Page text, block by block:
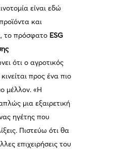
είναι εδώ
και
το πρόσφατο ESG
ότι ο αγροτικός
προς ένα πιο
μέλλον. «Η
μια εξαιρετική
ηγέτης που
Πιστεύω ότι θα
επιχειρήσεις του